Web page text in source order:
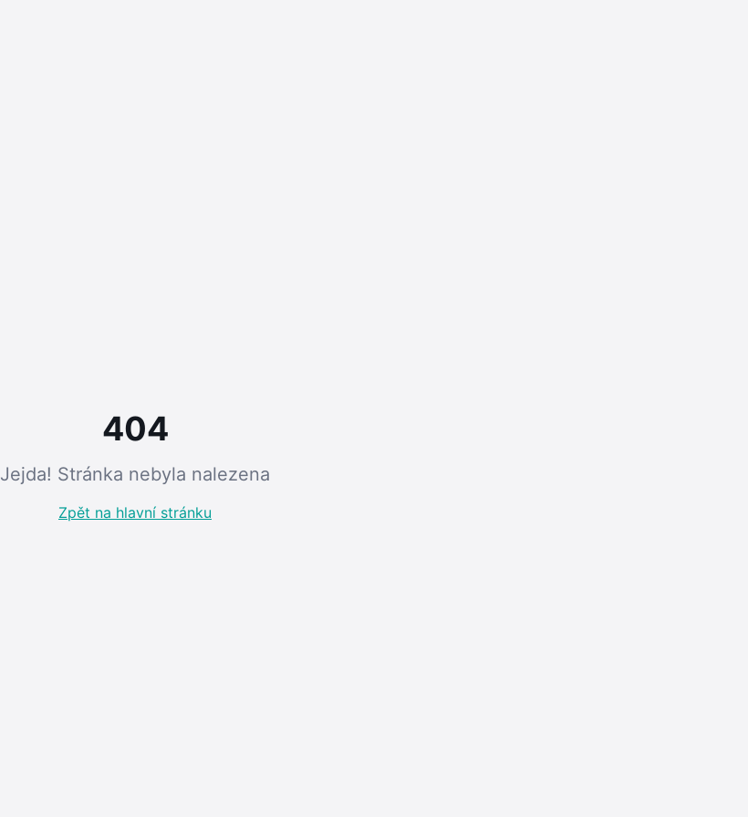
404
Jejda! Stránka nebyla nalezena
Zpět na hlavní stránku